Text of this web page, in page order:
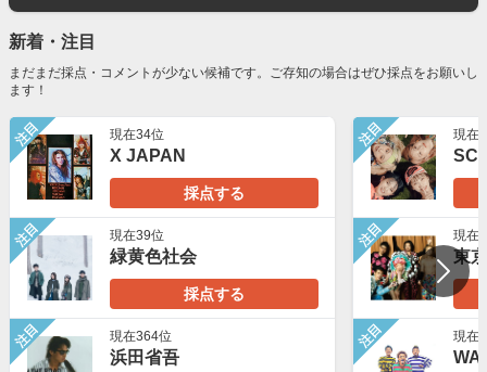
新着・注目
まだまだ採点・コメントが少ない候補です。ご存知の場合はぜひ採点をお願いし
ます！
注目 現在34位
X JAPAN
採点する
注目 現在39位
緑黄色社会
採点する
注目 現在364位
浜田省吾
注目 現在
注目 現在
東
注目 現在